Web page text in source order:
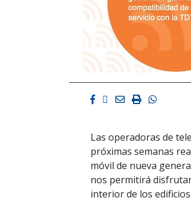
Facebook
Twitter
EmailImprimir
Las operadoras de
próximas semanas
móvil de nueva
nos permitirá
interior de los